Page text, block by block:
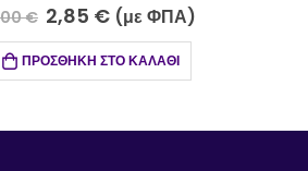
2,50€ 2,40
ΠΡΟΣΘΉΚΗ ΣΤΟ